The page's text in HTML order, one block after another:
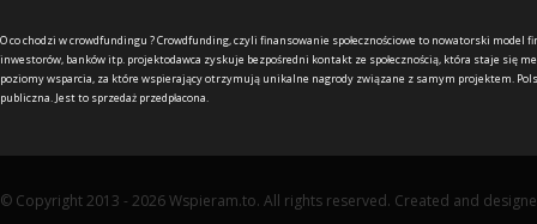
O co chodzi w crowdfundingu ?Crowdfunding, czyli finansowanie społecznościowe to nowatorski model
inwestorów, banków itp. projektodawca zyskuje bezpośredni kontakt ze społecznością, która staje się
poziomy wsparcia, za które wspierający otrzymują unikalne nagrody związane z samym projektem.
publiczna. Jest to sprzedaż przedpłacona.
© Copyright 2013 - 2026 Wspieram.to. All rights reserved. Created and